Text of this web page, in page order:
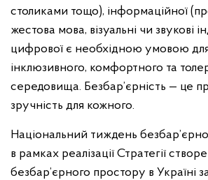
столиками тощо), інформаційної
жестова мова, візуальні чи звукові
цифрової є необхідною умовою
інклюзивного, комфортного та
середовища. Безбар’єрність — це
зручність для кожного.
Національний тиждень
в рамках реалізації Стратегії
безбар’єрного простору в Україні за